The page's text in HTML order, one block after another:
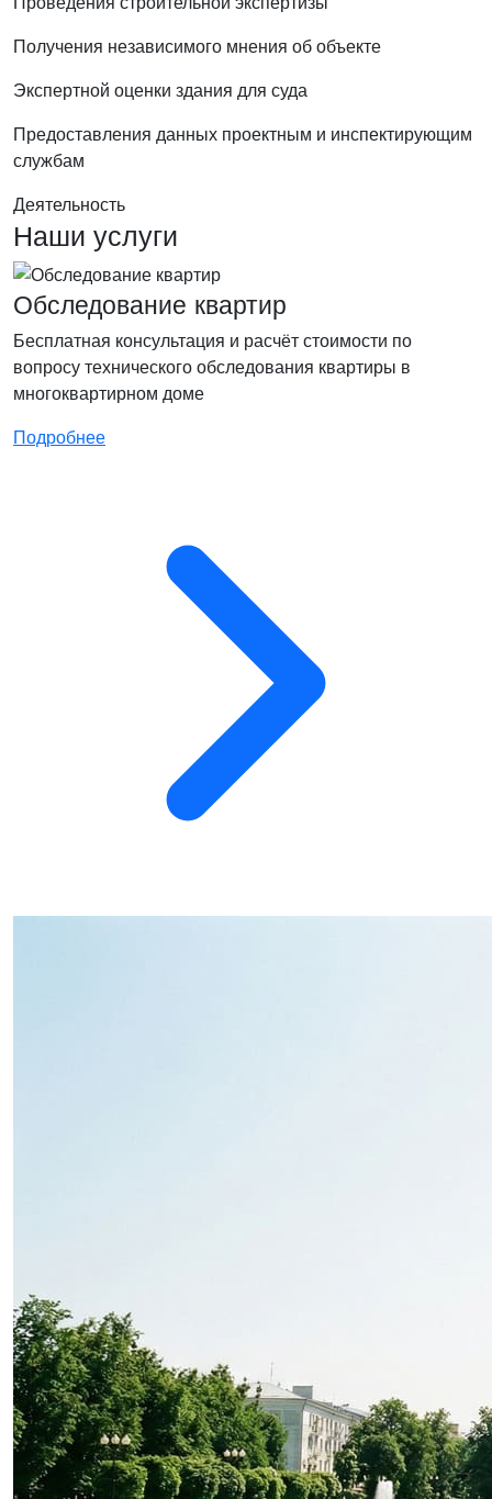
Получения независимого мнения об объекте
Экспертной оценки здания для суда
Предоставления данных проектным и инспектирующим
службам
Деятельность
Наши услуги
Обследование квартир
Бесплатная консультация и расчёт стоимости по
вопросу технического обследования квартиры в
многоквартирном доме
Подробнее